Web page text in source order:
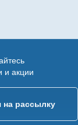
и акции
на рассылку